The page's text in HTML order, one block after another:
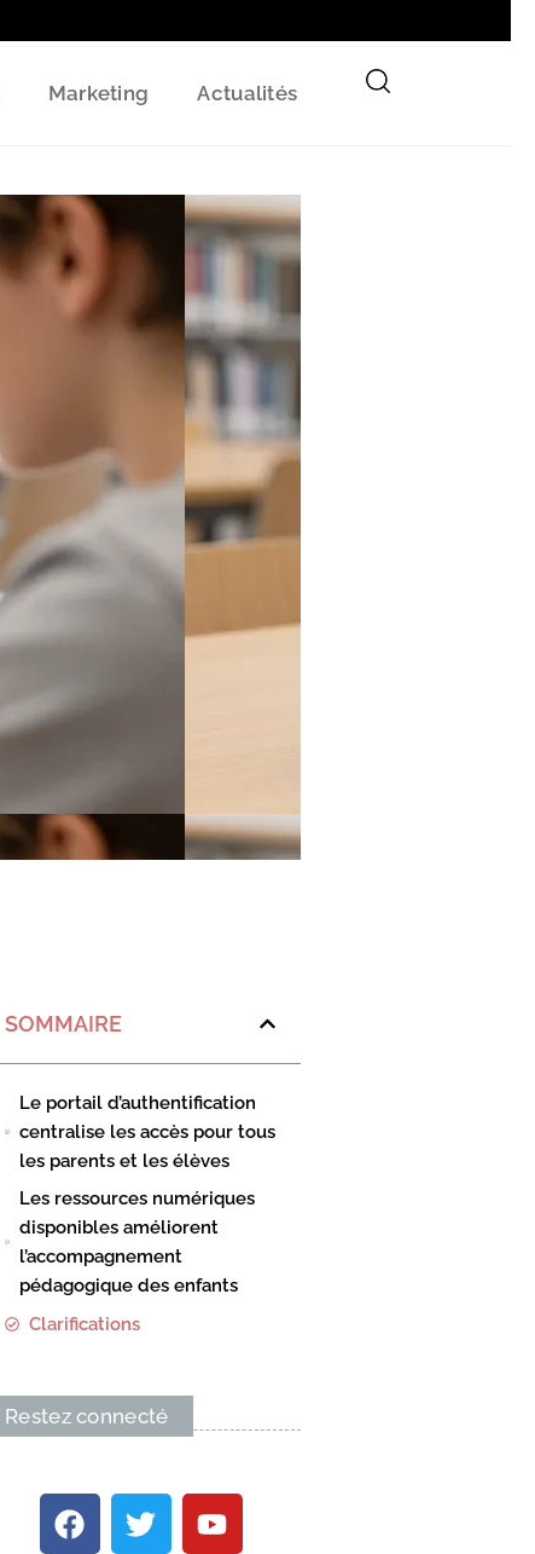
Marketing Actualités
SOMMAIRE
Le portail d’authentification
centralise les accès pour tous
les parents et les élèves
Les ressources numériques
disponibles améliorent
l’accompagnement
pédagogique des enfants
Clarifications
Restez connecté